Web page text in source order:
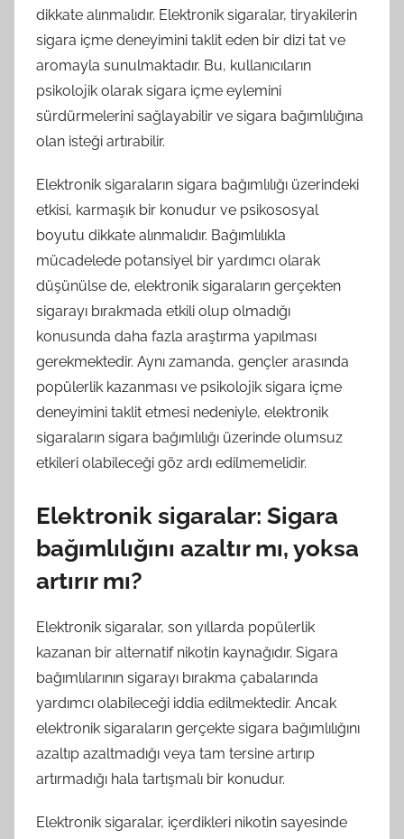
dikkate alınmalıdır. Elektronik sigaralar, tiryakilerin
sigara içme deneyimini taklit eden bir dizi tat ve
aromayla sunulmaktadır. Bu, kullanıcıların
psikolojik olarak sigara içme eylemini
sürdürmelerini sağlayabilir ve sigara bağımlılığına
olan isteği artırabilir.
Elektronik sigaraların sigara bağımlılığı üzerindeki
etkisi, karmaşık bir konudur ve psikososyal
boyutu dikkate alınmalıdır. Bağımlılıkla
mücadelede potansiyel bir yardımcı olarak
düşünülse de, elektronik sigaraların gerçekten
sigarayı bırakmada etkili olup olmadığı
konusunda daha fazla araştırma yapılması
gerekmektedir. Aynı zamanda, gençler arasında
popülerlik kazanması ve psikolojik sigara içme
deneyimini taklit etmesi nedeniyle, elektronik
sigaraların sigara bağımlılığı üzerinde olumsuz
etkileri olabileceği göz ardı edilmemelidir.
Elektronik sigaralar: Sigara
bağımlılığını azaltır mı, yoksa
artırır mı?
Elektronik sigaralar, son yıllarda popülerlik
kazanan bir alternatif nikotin kaynağıdır. Sigara
bağımlılarının sigarayı bırakma çabalarında
yardımcı olabileceği iddia edilmektedir. Ancak
elektronik sigaraların gerçekte sigara bağımlılığını
azaltıp azaltmadığı veya tam tersine artırıp
artırmadığı hala tartışmalı bir konudur.
Elektronik sigaralar, içerdikleri nikotin sayesinde